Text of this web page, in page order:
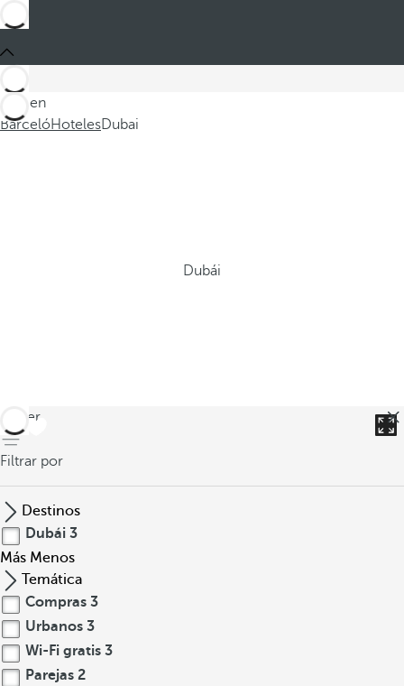
Está en
BarcelóHotelesDubai
Dubái
volver
Filtrar por
Destinos
Dubái 3
Más Menos
Temática
Compras 3
Urbanos 3
Wi-Fi gratis 3
Parejas 2